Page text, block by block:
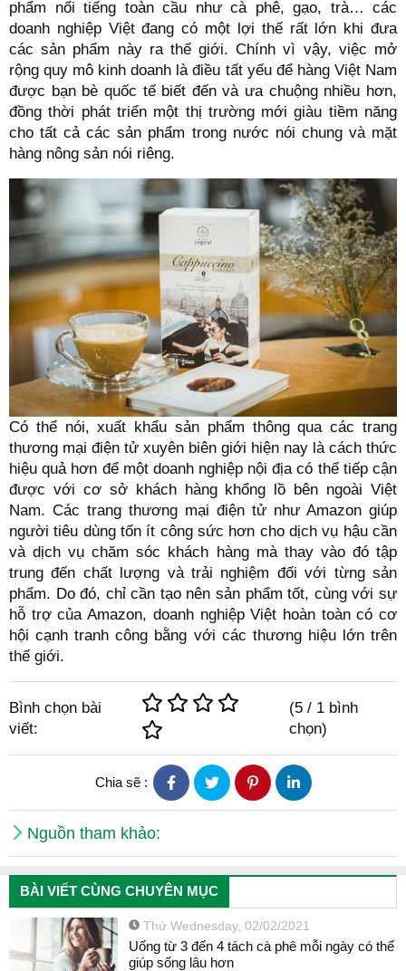
phẩm nổi tiếng toàn cầu như cà phê, gạo, trà… các
doanh nghiệp Việt đang có một lợi thế rất lớn khi đưa
các sản phẩm này ra thế giới. Chính vì vậy, việc mở
rộng quy mô kinh doanh là điều tất yếu để hàng Việt Nam
được bạn bè quốc tế biết đến và ưa chuộng nhiều hơn,
đồng thời phát triển một thị trường mới giàu tiềm năng
cho tất cả các sản phẩm trong nước nói chung và mặt
hàng nông sản nói riêng.
Có thể nói, xuất khẩu sản phẩm thông qua các trang
thương mại điện tử xuyên biên giới hiện nay là cách thức
hiệu quả hơn để một doanh nghiệp nội địa có thể tiếp cận
được với cơ sở khách hàng khổng lồ bên ngoài Việt
Nam. Các trang thương mại điện tử như Amazon giúp
người tiêu dùng tốn ít công sức hơn cho dịch vụ hậu cần
và dịch vụ chăm sóc khách hàng mà thay vào đó tập
trung đến chất lượng và trải nghiệm đối với từng sản
phẩm. Do đó, chỉ cần tạo nên sản phẩm tốt, cùng với sự
hỗ trợ của Amazon, doanh nghiệp Việt hoàn toàn có cơ
hội cạnh tranh công bằng với các thương hiệu lớn trên
thế giới.
Bình chọn bài
viết:
(5 / 1 bình
chọn)
Chia sẽ :
Nguồn tham khảo:
BÀI VIẾT CÙNG CHUYÊN MỤC
Thứ Wednesday, 02/02/2021
Uống từ 3 đến 4 tách cà phê mỗi ngày có thể
giúp sống lâu hơn